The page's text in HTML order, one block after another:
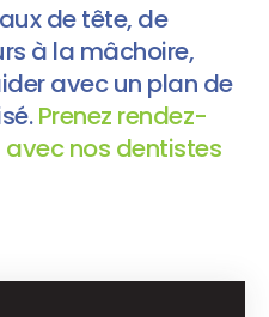
de tête, de
à la mâchoire,
avec un plan de
Prenez rendez-
nos dentistes